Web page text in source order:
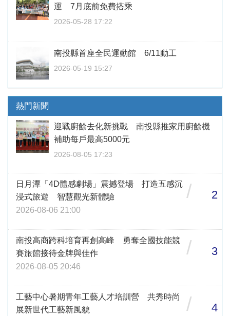
運 7月底前免費搭乘
2026-05-28 17:22
南投縣首座全民運動館 6/11動工
2026-05-19 15:27
熱門新聞
迎戰廚餘去化新挑戰 南投縣推家用廚餘機
補助每戶最高5000元
2026-08-05 17:23
日月潭「4D體感劇場」震撼登場 打造五感沉
浸式旅遊 智慧觀光新體驗
2026-08-06 21:00
/ 2
南投高商跨科培育再創高峰 勇奪全國技能競
賽旅館接待金牌與佳作
2026-08-05 20:46
/ 3
工藝中心暑期青年工藝人才培訓營 共秀時尚
展新世代工藝新風貌
/ 4